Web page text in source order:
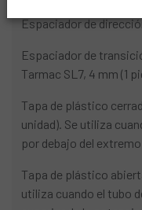
Espaciador de
Espaciador de
Tarmac SL7, 4 mm (1
Tapa de plástico
unidad). Se utiliza
por debajo del
Tapa de plástico
utiliza cuando el tubo